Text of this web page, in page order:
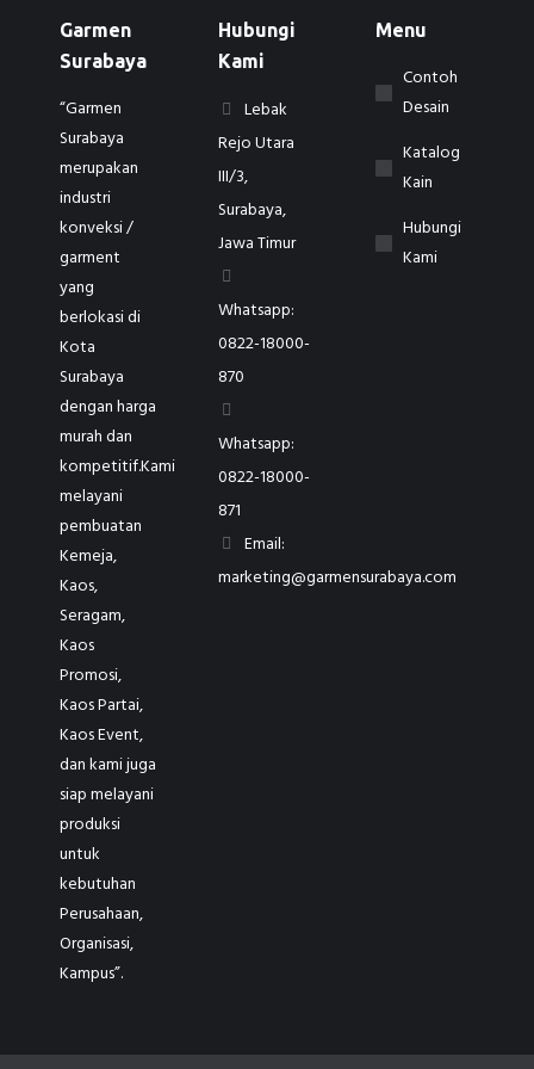
Garmen
Surabaya
“Garmen
Surabaya
merupakan
industri
konveksi /
garment
yang
berlokasi di
Kota
Surabaya
dengan harga
murah dan
kompetitif.Kami
melayani
pembuatan
Kemeja,
Kaos,
Seragam,
Kaos
Promosi,
Kaos Partai,
Kaos Event,
dan kami juga
siap melayani
produksi
untuk
kebutuhan
Perusahaan,
Organisasi,
Kampus”.
Hubungi
Kami
Lebak
Rejo Utara
III/3,
Surabaya,
Jawa Timur
Whatsapp:
0822-18000-
870
Whatsapp:
0822-18000-
871
Email:
marketing@garmensurabaya.com
Menu
Contoh
Desain
Katalog
Kain
Hubungi
Kami